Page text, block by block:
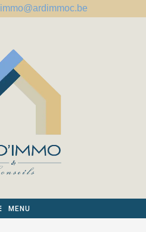
immo@ardimmoc.be
MENU